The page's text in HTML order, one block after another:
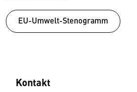
EU-Umwelt-Stenogramm
Kontakt